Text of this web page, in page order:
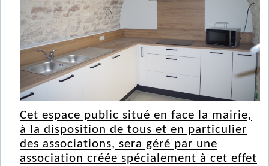
Cet espace public situé en face la mairie,
à la disposition de tous et en particulier
des associations, sera géré par une
association créée spécialement à cet effet